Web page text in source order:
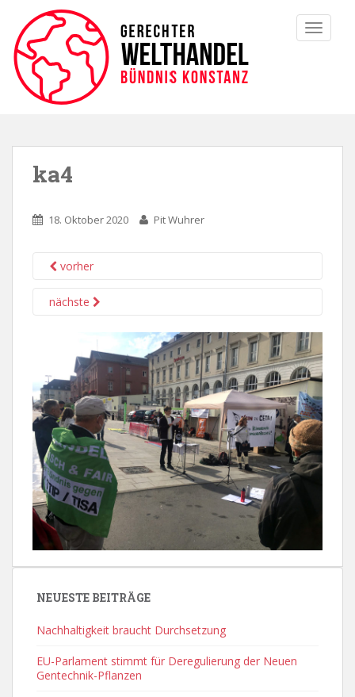
ka4
18. Oktober 2020 Pit Wuhrer
vorher
nächste
NEUESTE BEITRÄGE
Nachhaltigkeit braucht Durchsetzung
EU-Parlament stimmt für Deregulierung der Neuen
Gentechnik-Pflanzen